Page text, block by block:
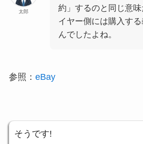
太郎
約」するのと同じ意
イヤー側には購入す
んでしたよね。
参照： eBay
そうです!